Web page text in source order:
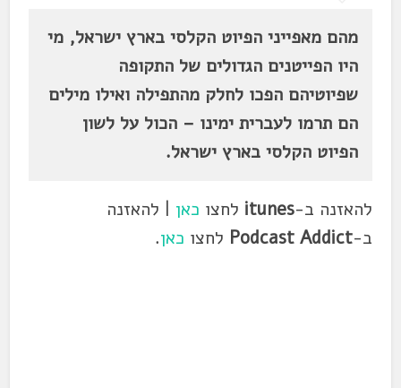
מהם מאפייני הפיוט הקלסי בארץ ישראל, מי
היו הפייטנים הגדולים של התקופה
שפיוטיהם הפכו לחלק מהתפילה ואילו מילים
הם תרמו לעברית ימינו – הכול על לשון
הפיוט הקלסי בארץ ישראל.
להאזנה ב-itunes לחצו כאן | להאזנה
ב-Podcast Addict לחצו כאן.